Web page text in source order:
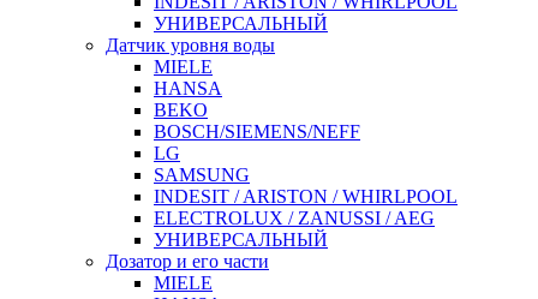
УНИВЕРСАЛЬНЫЙ
Датчик уровня воды
MIELE
HANSA
BEKO
BOSCH/SIEMENS/NEFF
LG
SAMSUNG
INDESIT / ARISTON / WHIRLPOOL
ELECTROLUX / ZANUSSI / AEG
УНИВЕРСАЛЬНЫЙ
Дозатор и его части
MIELE